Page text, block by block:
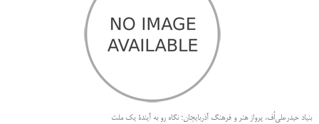
بنیاد حیدرعلی‌اُف، پرواز هنر و فرهنگ آذربایجان؛ نگاه رو به آیندۀ یک ملت